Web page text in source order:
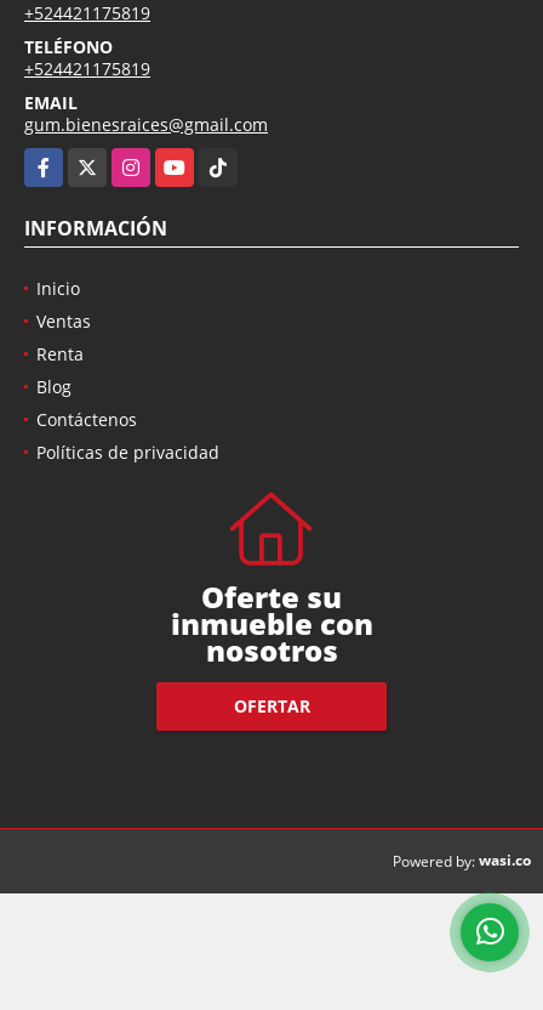
+524421175819
TELÉFONO
+524421175819
EMAIL
gum.bienesraices@gmail.com
Facebook
InstagramYouTubeTikTok
INFORMACIÓN
Inicio
Ventas
Renta
Blog
Contáctenos
Políticas de privacidad
Oferte su
inmueble con
nosotros
OFERTAR
Powered by:wasi.co